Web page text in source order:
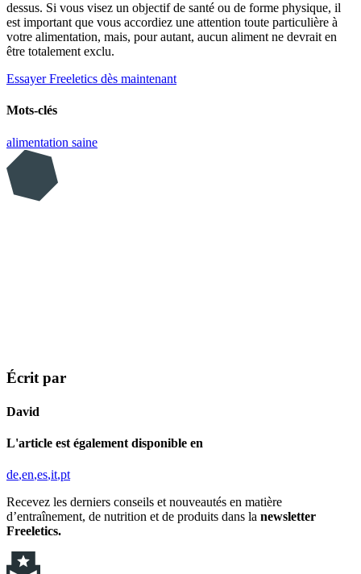
dessus. Si vous visez un objectif de santé ou de forme physique, il
est important que vous accordiez une attention toute particulière à
votre alimentation, mais, pour autant, aucun aliment ne devrait en
être totalement exclu.
Essayer Freeletics dès maintenant
Mots-clés
alimentation saine
Écrit par
David
L'article est également disponible en
de en es it pt
Recevez les derniers conseils et nouveautés en matière
d’entraînement, de nutrition et de produits dans la newsletter
Freeletics.